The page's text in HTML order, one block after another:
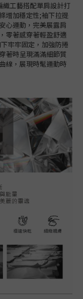
織工藝搭配單肩設計打
增加穩定性;袖下拉提
心運動，完美展露肩
零著感穿著輕盈舒適
牢牢固定，加強防捲
著時呈現滿滿細節質
線，展現時髦運動時